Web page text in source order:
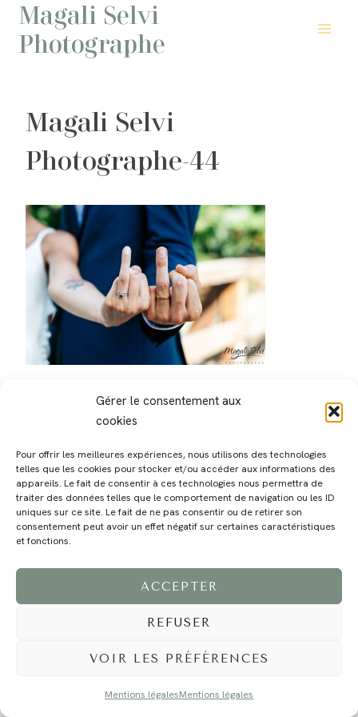
Gérer le consentement aux
cookies
Pour offrir les meilleures expériences, nous utilisons des technologies
telles que les cookies pour stocker et/ou accéder aux informations des
appareils. Le fait de consentir à ces technologies nous permettra de
traiter des données telles que le comportement de navigation ou les ID
uniques sur ce site. Le fait de ne pas consentir ou de retirer son
consentement peut avoir un effet négatif sur certaines caractéristiques
et fonctions.
ACCEPTER
REFUSER
VOIR LES PRÉFÉRENCES
Mentions légalesMentions légales
Aller
contenu
Magali Selvi
Photographe
Magali Selvi
Photographe-44
MAGALI PRESTATIONS YOGA VOYAGE BLOG CONTACT
©2024 EI Magali Selvi - Photographe Famille et Mariage - Nice - Côte d'Azur -